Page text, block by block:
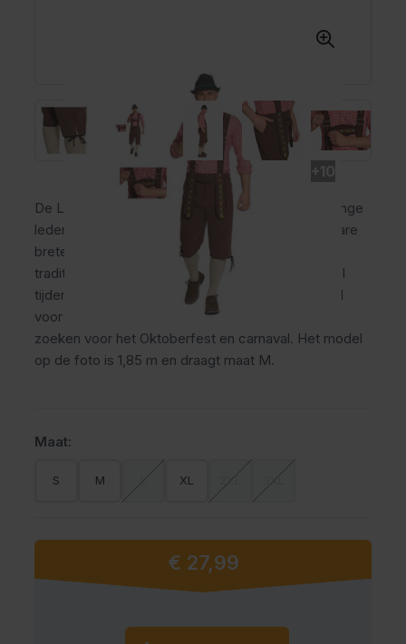
De Lederhose Johann Lang Donkerbruin is een lange
lederhose voor heren van polyester met verstelbare
bretels, gulp en praktische broekzakken. Deze
traditionele oktoberfest broek draagt comfortabel
tijdens lange feestdagen en themafeesten. Ideaal
voor mannen die een verzorgde Tiroler uitstraling
zoeken voor het Oktoberfest en carnaval. Het model
op de foto is 1,85 m en draagt maat M.
Maat:
S M L XL 2XL 3XL
Vanaf:
€ 27,99
Aantal